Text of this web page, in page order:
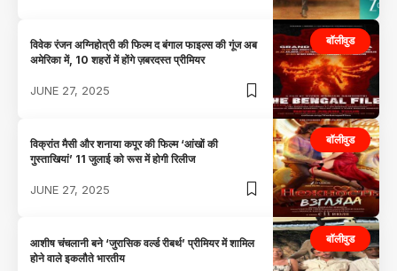
बॉलीवुड
विवेक रंजन अग्निहोत्री की फिल्म द बंगाल फाइल्स की गूंज अब
अमेरिका में, 10 शहरों में होंगे ज़बरदस्त प्रीमियर
JUNE 27, 2025
बॉलीवुड
विक्रांत मैसी और शनाया कपूर की फिल्म ‘आंखों की
गुस्ताखियां’ 11 जुलाई को रूस में होगी रिलीज
JUNE 27, 2025
बॉलीवुड
आशीष चंचलानी बने ‘जुरासिक वर्ल्ड रीबर्थ’ प्रीमियर में शामिल
होने वाले इकलौते भारतीय